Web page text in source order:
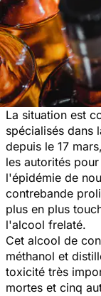
La situation est
spécialisés dans
depuis le 17
les autorités
l'épidémie de
contrebande
plus en plus
l'alcool frelaté.
Cet alcool de
méthanol et
toxicité très
mortes et cinq